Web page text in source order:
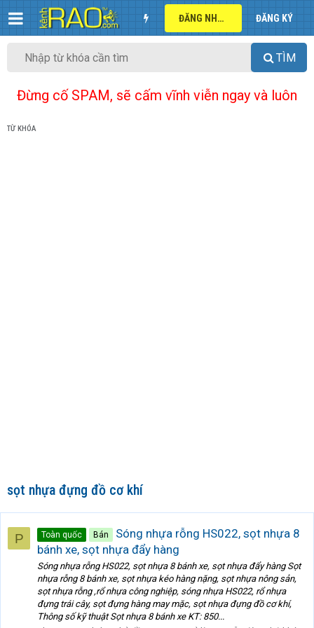
ĐĂNG NHẬP ĐĂNG KÝ
TÌM
Đừng cố SPAM, sẽ cấm vĩnh viễn ngay và luôn
TỪ KHÓA
sọt nhựa đựng đồ cơ khí
P Toàn quốc Bán
Sóng nhựa rỗng HS022, sọt nhựa 8
bánh xe, sọt nhựa đẩy hàng
Sóng nhựa rỗng HS022, sọt nhựa 8 bánh xe, sọt nhựa đẩy hàng Sọt
nhựa rỗng 8 bánh xe, sọt nhựa kéo hàng nặng, sọt nhựa nông sản,
sọt nhựa rỗng ,rổ nhựa công nghiệp, sóng nhựa HS022, rổ nhựa
đựng trái cây, sọt đựng hàng may mặc, sọt nhựa đựng đồ cơ khí,
Thông số kỹ thuật Sọt nhựa 8 bánh xe KT: 850...